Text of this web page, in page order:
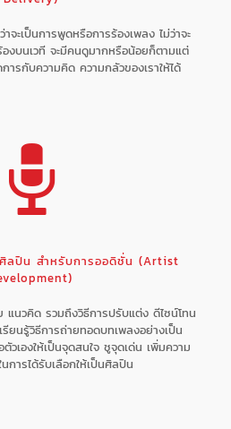
าจะเป็นการพูดหรือการร้องเพลง ไม่ว่าจะ
งบนเวที จะมีคนดูมากหรือน้อยก็ตามแต่
ารกับความคิด ความกลัวของเราให้ได้
ลปิน สำหรับการออดิชั่น (Artist
แนวคิด รวมถึงวิธีการปรับแต่ง ดีไซน์โทน
รียนรู้วิธีการถ่ายทอดบทเพลงอย่างเป็น
วเองให้เป็นจุดสนใจ ชูจุดเด่น เพิ่มความ
นการได้รับเลือกให้เป็นศิลปิน